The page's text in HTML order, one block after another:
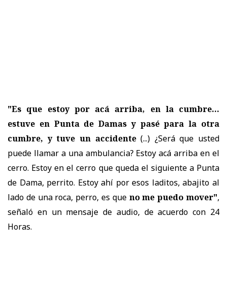
"Es que estoy por acá arriba, en la cumbre...
estuve en Punta de Damas y pasé para la otra
cumbre, y tuve un accidente(...) ¿Será que usted
puede llamar a una ambulancia? Estoy acá arriba en el
cerro. Estoy en el cerro que queda el siguiente a Punta
de Dama, perrito. Estoy ahí por esos laditos, abajito al
lado de una roca, perro, es que no me puedo mover",
señaló en un mensaje de audio, de acuerdo con 24
Horas.